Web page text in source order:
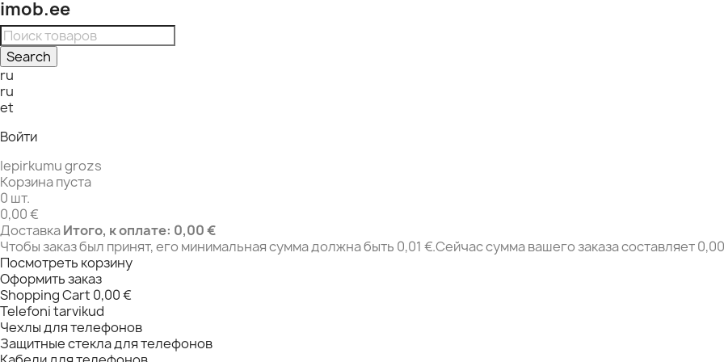
imob.ee
Search
ru
ru
et
Войти
Iepirkumu grozs
Корзина пуста
0 шт.
0,00 €
ДоставкаИтого, к оплате: 0,00 €
Чтобы заказ был принят, его минимальная сумма должна быть 0,01 €.Сейчас сумма вашего заказа составляет
Посмотреть корзину
Оформить заказ
Shopping Cart 0,00 €
Telefoni tarvikud
Чехлы для телефонов
Защитные стекла для телефонов